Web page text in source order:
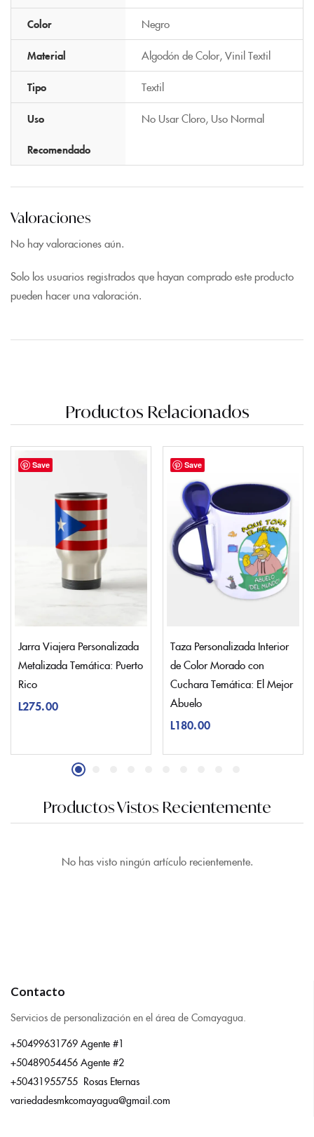
Color Negro
Material Algodón de Color,Vinil Textil
Tipo Textil
Uso
Recomendado
No Usar Cloro, Uso Normal
Valoraciones
No hay valoraciones aún.
Solo los usuarios registrados que hayan comprado este producto
pueden hacer una valoración.
Productos Relacionados
Save
Jarra Viajera Personalizada
Metalizada Temática: Puerto
Rico
L275.00
Save
Taza Personalizada Interior
de Color Morado con
Cuchara Temática: El Mejor
Abuelo
L180.00
Productos Vistos Recientemente
No has visto ningún artículo recientemente.
Contacto
Servicios de personalización en el área de Comayagua.
+50499631769 Agente #1
+50489054456 Agente #2
+50431955755 Rosas Eternas
variedadesmkcomayagua@gmail.com